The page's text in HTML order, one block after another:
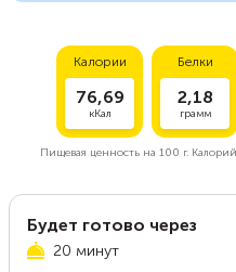
Калории
76,69
кКал
Белки
2,18
грамм
Пищевая ценность на 100 г.
Будет готово через
20 минут